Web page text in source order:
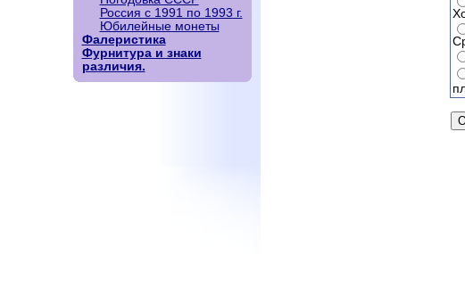
Россия с 1991 по 1993 г.
Юбилейные монеты
Фалеристика
Фурнитура и знаки
различия.